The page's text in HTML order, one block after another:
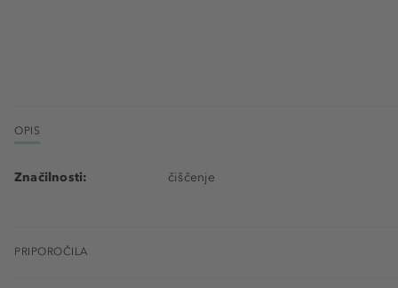
OPIS
Značilnosti: čiščenje
PRIPOROČILA